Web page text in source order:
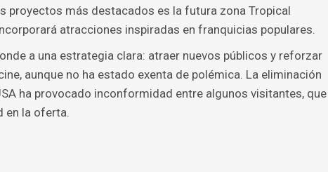
proyectos más destacados es la futura zona Tropical
atracciones inspiradas en franquicias populares.
a una estrategia clara: atraer nuevos públicos y reforzar
aunque no ha estado exenta de polémica. La eliminación
ha provocado inconformidad entre algunos visitantes, que
en la oferta.